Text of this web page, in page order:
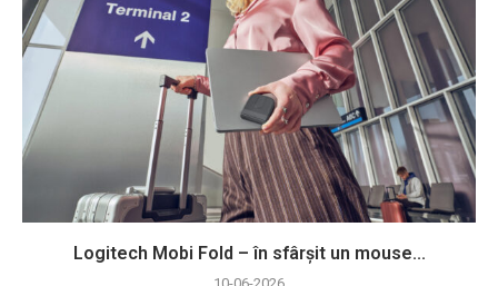
Logitech Mobi Fold – în sfârșit un mouse...